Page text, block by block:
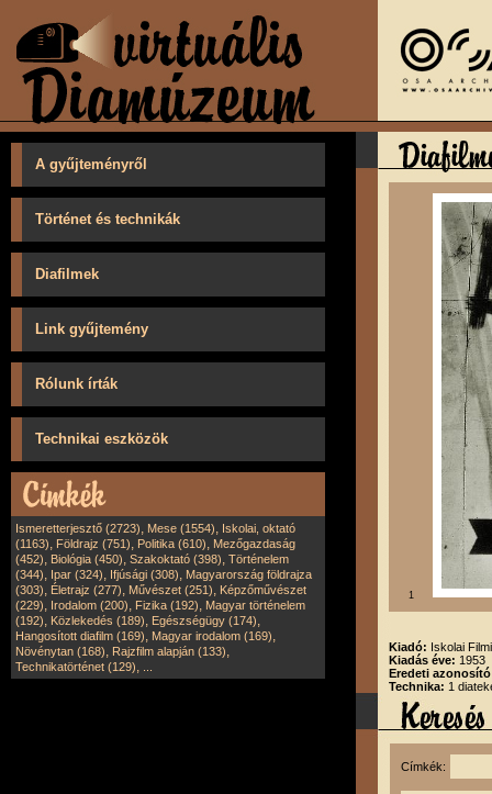
A gyűjteményről
Történet és technikák
Diafilmek
Link gyűjtemény
Rólunk írták
Technikai eszközök
Ismeretterjesztő (2723), Mese (1554), Iskolai, oktató
(1163), Földrajz (751), Politika (610), Mezőgazdaság
(452), Biológia (450), Szakoktató (398), Történelem
(344), Ipar (324), Ifjúsági (308), Magyarország földrajza
(303), Életrajz (277), Művészet (251), Képzőművészet
(229), Irodalom (200), Fizika (192), Magyar történelem
(192), Közlekedés (189), Egészségügy (174),
Hangosított diafilm (169), Magyar irodalom (169),
Növénytan (168), Rajzfilm alapján (133),
Technikatörténet (129),
1
Kiadó: Iskolai
Kiadás éve: 1953
Eredeti
Technika: 1
Címkék: